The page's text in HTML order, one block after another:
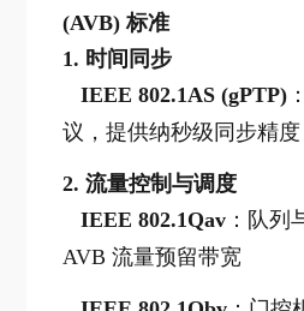
(AVB) 标准
1. 时间同步
IEEE 802.1AS (gPTP)
议，提供纳秒级同步精度
2.流量控制与调度
IEEE 802.1Qav ：队列
AVB 流量预留带宽